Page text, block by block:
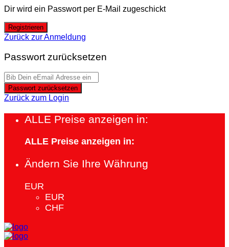
Dir wird ein Passwort per E-Mail zugeschickt
Registrieren
Zurück zur Anmeldung
Passwort zurücksetzen
Passwort zurücksetzen
Zurück zum Login
ALLE Preise anzeigen in:
ALLE Preise anzeigen in:
Ändern Sie Ihre Währung
EUR
EUR
CHF